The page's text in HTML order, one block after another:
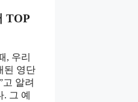
TOP
, 우리
된 영단
알려
그 예